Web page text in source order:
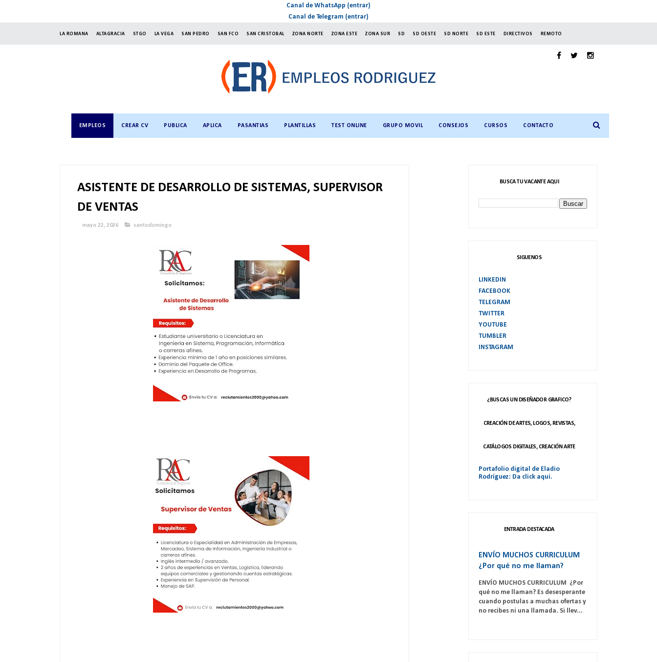
Canal de WhatsApp (entrar)
Canal de Telegram (entrar)
LA ROMANA ALTAGRACIA STGO LA VEGA SAN PEDRO SAN FCO SAN CRISTOBAL ZONA NORTE ZONA ESTE ZONA SUR SD SD OESTE SD NORTE SD ESTE DIRECTIVOS REMOTO
EMPLEOS CREAR CV PUBLICA APLICA PASANTIAS PLANTILLAS TEST ONLINE GRUPO MOVIL CONSEJOS CURSOS CONTACTO
ASISTENTE DE DESARROLLO DE SISTEMAS, SUPERVISOR
DE VENTAS
mayo 22, 2026 santodomingo
BUSCA TU VACANTE AQUI
SIGUENOS
LINKEDIN
FACEBOOK
TELEGRAM
TWITTER
YOUTUBE
TUMBLER
INSTAGRAM
¿BUSCAS UN DISEÑADOR GRAFICO?
CREACIÓN DE ARTES, LOGOS, REVISTAS,
CATÁLOGOS DIGITALES, CREACIÓN ARTE
Portafolio digital de Eladio
Rodríguez: Da click aqui.
ENTRADA DESTACADA
ENVÍO MUCHOS CURRICULUM
¿Por qué no me llaman?
ENVÍO MUCHOS CURRICULUM ¿Por
qué no me llaman? Es desesperante
cuando postulas a muchas ofertas y
no recibes ni una llamada. Si llev...